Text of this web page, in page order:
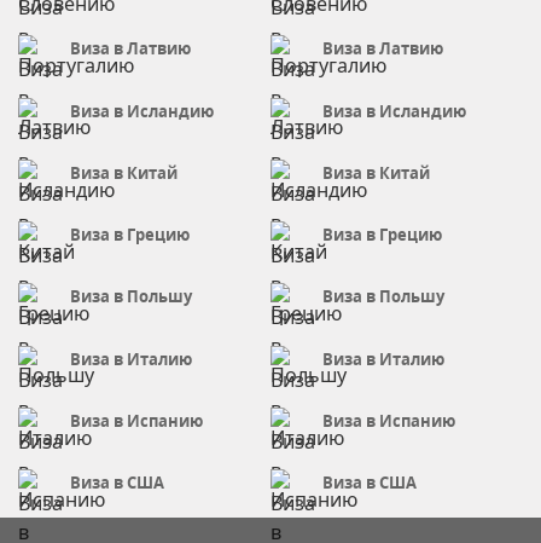
Виза в Латвию
Виза в Исландию
Виза в Китай
Виза в Грецию
Виза в Польшу
Виза в Италию
Виза в Испанию
Виза в США
Виза в Латвию
Виза в Исландию
Виза в Китай
Виза в Грецию
Виза в Польшу
Виза в Италию
Виза в Испанию
Виза в США